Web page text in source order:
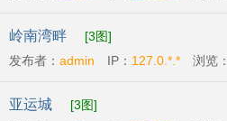
04-07
岭南湾畔
[3图]
发布者： admin IP： 127.0.*.* 浏览：
亚运城
[3图]